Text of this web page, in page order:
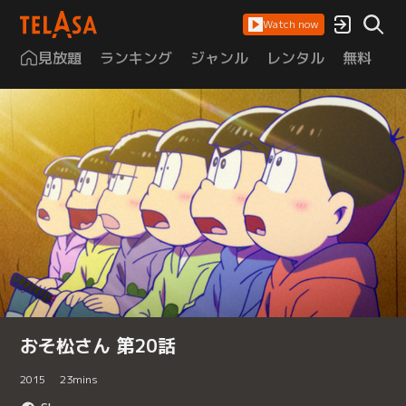
Watch now
見放題 ランキング ジャンル レンタル 無料
おそ松さん 第20話
2015 23mins